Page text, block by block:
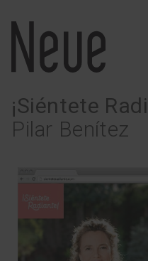
Comunicación
Web · App
¡Siéntete
Pilar Benítez